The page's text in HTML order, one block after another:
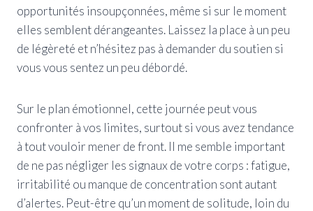
opportunités insoupçonnées, même si sur le moment
elles semblent dérangeantes. Laissez la place à un peu
de légèreté et n’hésitez pas à demander du soutien si
vous vous sentez un peu débordé.
Sur le plan émotionnel, cette journée peut vous
confronter à vos limites, surtout si vous avez tendance
à tout vouloir mener de front. Il me semble important
de ne pas négliger les signaux de votre corps : fatigue,
irritabilité ou manque de concentration sont autant
d’alertes. Peut-être qu’un moment de solitude, loin du